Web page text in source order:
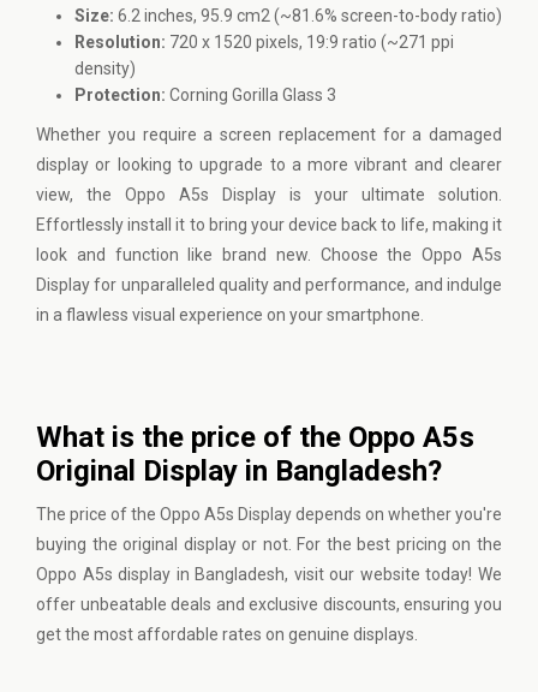
Size: 6.2 inches, 95.9 cm2 (~81.6% screen-to-body ratio)
Resolution: 720 x 1520 pixels, 19:9 ratio (~271 ppi
density)
Protection: Corning Gorilla Glass 3
Whether you require a screen replacement for a damaged
display or looking to upgrade to a more vibrant and clearer
view, the Oppo A5s Display is your ultimate solution.
Effortlessly install it to bring your device back to life, making it
look and function like brand new. Choose the Oppo A5s
Display for unparalleled quality and performance, and indulge
in a flawless visual experience on your smartphone.
What is the price of the Oppo A5s
Original Display in Bangladesh?
The price of the Oppo A5s Display depends on whether you're
buying the original display or not. For the best pricing on the
Oppo A5s display in Bangladesh, visit our website today! We
offer unbeatable deals and exclusive discounts, ensuring you
get the most affordable rates on genuine displays.